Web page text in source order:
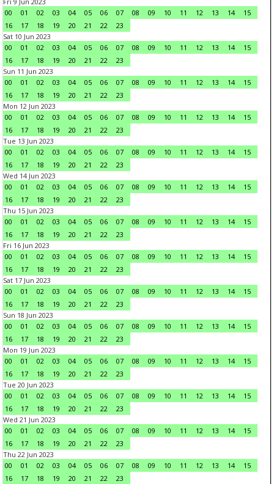
00
01 02 03 04 05 06 07 08 09 10 11 12 13 14
15
16
17 18 19 20 21 22
23
Sat 10 Jun 2023
00
01 02 03 04 05 06 07 08 09 10 11 12 13 14
15
16
17 18 19 20 21 22
23
Sun 11 Jun 2023
00
01 02 03 04 05 06 07 08 09 10 11 12 13 14
15
16
17 18 19 20 21 22
23
Mon 12 Jun 2023
00
01 02 03 04 05 06 07 08 09 10 11 12 13 14
15
16
17 18 19 20 21 22
23
Tue 13 Jun 2023
00
01 02 03 04 05 06 07 08 09 10 11 12 13 14
15
16
17 18 19 20 21 22
23
Wed 14 Jun 2023
00
01 02 03 04 05 06 07 08 09 10 11 12 13 14
15
16
17 18 19 20 21 22
23
Thu 15 Jun 2023
00
01 02 03 04 05 06 07 08 09 10 11 12 13 14
15
16
17 18 19 20 21 22
23
Fri 16 Jun 2023
00
01 02 03 04 05 06 07 08 09 10 11 12 13 14
15
16
17 18 19 20 21 22
23
Sat 17 Jun 2023
00
01 02 03 04 05 06 07 08 09 10 11 12 13 14
15
16
17 18 19 20 21 22
23
Sun 18 Jun 2023
00
01 02 03 04 05 06 07 08 09 10 11 12 13 14
15
16
17 18 19 20 21 22
23
Mon 19 Jun 2023
00
01 02 03 04 05 06 07 08 09 10 11 12 13 14
15
16
17 18 19 20 21 22
23
Tue 20 Jun 2023
00
01 02 03 04 05 06 07 08 09 10 11 12 13 14
15
16
17 18 19 20 21 22
23
Wed 21 Jun 2023
00
01 02 03 04 05 06 07 08 09 10 11 12 13 14
15
16
17 18 19 20 21 22
23
Thu 22 Jun 2023
00
01 02 03 04 05 06 07 08 09 10 11 12 13 14
15
16
17 18 19 20 21 22
23